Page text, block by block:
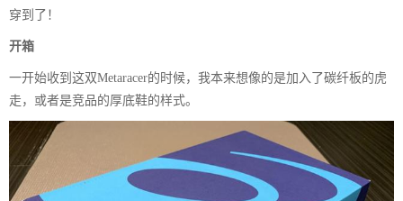
穿到了！
开箱
一开始收到这双Metaracer的时候，我本来想像的是加入了碳纤板的虎
走，或者是竞品的厚底鞋的样式。